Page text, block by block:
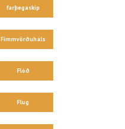
farþegaskip
Fimmvörðuháls
Flóð
Flug